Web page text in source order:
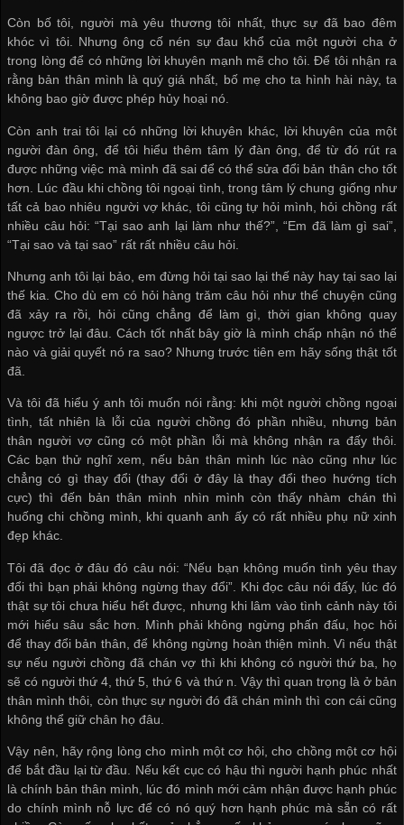
Còn bố tôi, người mà yêu thương tôi nhất, thực sự đã bao đêm
khóc vì tôi. Nhưng ông cố nén sự đau khổ của một người cha ở
trong lòng để có những lời khuyên mạnh mẽ cho tôi. Để tôi nhận ra
rằng bản thân mình là quý giá nhất, bố mẹ cho ta hình hài này, ta
không bao giờ được phép hủy hoại nó.
Còn anh trai tôi lại có những lời khuyên khác, lời khuyên của một
người đàn ông, để tôi hiểu thêm tâm lý đàn ông, để từ đó rút ra
được những việc mà mình đã sai để có thể sửa đổi bản thân cho tốt
hơn. Lúc đầu khi chồng tôi ngoại tình, trong tâm lý chung giống như
tất cả bao nhiêu người vợ khác, tôi cũng tự hỏi mình, hỏi chồng rất
nhiều câu hỏi: “Tại sao anh lại làm như thế?”, “Em đã làm gì sai”,
“Tại sao và tại sao” rất rất nhiều câu hỏi.
Nhưng anh tôi lại bảo, em đừng hỏi tại sao lại thế này hay tại sao lại
thế kia. Cho dù em có hỏi hàng trăm câu hỏi như thế chuyện cũng
đã xảy ra rồi, hỏi cũng chẳng để làm gì, thời gian không quay
ngược trở lại đâu. Cách tốt nhất bây giờ là mình chấp nhận nó thế
nào và giải quyết nó ra sao? Nhưng trước tiên em hãy sống thật tốt
đã.
Và tôi đã hiểu ý anh tôi muốn nói rằng: khi một người chồng ngoại
tình, tất nhiên là lỗi của người chồng đó phần nhiều, nhưng bản
thân người vợ cũng có một phần lỗi mà không nhận ra đấy thôi.
Các bạn thử nghĩ xem, nếu bản thân mình lúc nào cũng như lúc
chẳng có gì thay đổi (thay đổi ở đây là thay đổi theo hướng tích
cực) thì đến bản thân mình nhìn mình còn thấy nhàm chán thì
huống chi chồng mình, khi quanh anh ấy có rất nhiều phụ nữ xinh
đẹp khác.
Tôi đã đọc ở đâu đó câu nói: “Nếu bạn không muốn tình yêu thay
đổi thì bạn phải không ngừng thay đổi”. Khi đọc câu nói đấy, lúc đó
thật sự tôi chưa hiểu hết được, nhưng khi lâm vào tình cảnh này tôi
mới hiểu sâu sắc hơn. Mình phải không ngừng phấn đấu, học hỏi
để thay đổi bản thân, để không ngừng hoàn thiện mình. Vì nếu thật
sự nếu người chồng đã chán vợ thì khi không có người thứ ba, họ
sẽ có người thứ 4, thứ 5, thứ 6 và thứ n. Vậy thì quan trọng là ở bản
thân mình thôi, còn thực sự người đó đã chán mình thì con cái cũng
không thể giữ chân họ đâu.
Vậy nên, hãy rộng lòng cho mình một cơ hội, cho chồng một cơ hội
để bắt đầu lại từ đầu. Nếu kết cục có hậu thì người hạnh phúc nhất
là chính bản thân mình, lúc đó mình mới cảm nhận được hạnh phúc
do chính mình nỗ lực để có nó quý hơn hạnh phúc mà sẵn có rất